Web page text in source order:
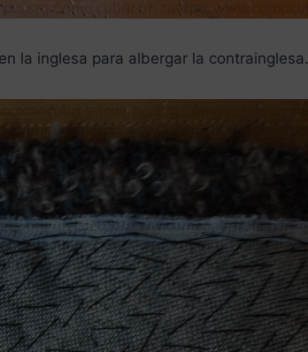
la inglesa para albergar la contrainglesa.